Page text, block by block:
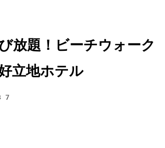
放題！ビーチウォーク
立地ホテル